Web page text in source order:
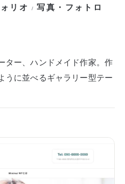
リオ /写真・フォトロ
ター、ハンドメイド作家。作
うに並べるギャラリー型テー